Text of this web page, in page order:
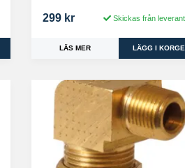
299 kr Skickas från
LÄS MER